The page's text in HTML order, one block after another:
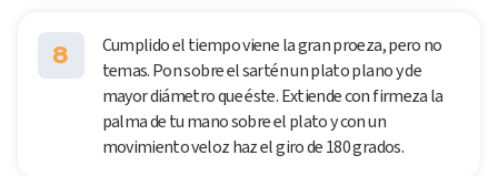
8
Cumplido el tiempo viene la gran proeza, pero no
temas. Pon sobre el sartén un plato plano y de
mayor diámetro que éste. Extiende con firmeza la
palma de tu mano sobre el plato y con un
movimiento veloz haz el giro de 180 grados.